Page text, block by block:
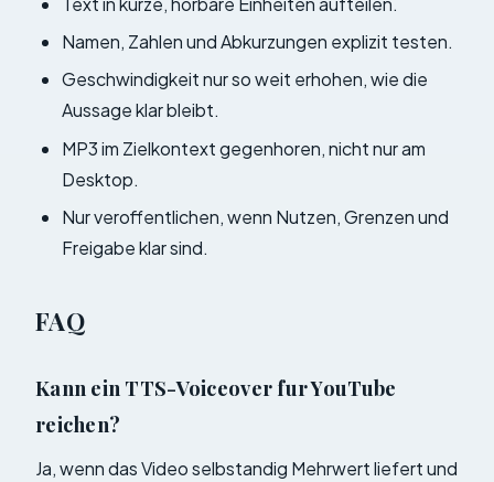
Namen, Zahlen und Abkurzungen explizit testen.
Geschwindigkeit nur so weit erhohen, wie die
Aussage klar bleibt.
MP3 im Zielkontext gegenhoren, nicht nur am
Desktop.
Nur veroffentlichen, wenn Nutzen, Grenzen und
Freigabe klar sind.
FAQ
Kann ein TTS-Voiceover fur YouTube
reichen?
Ja, wenn das Video selbstandig Mehrwert liefert und